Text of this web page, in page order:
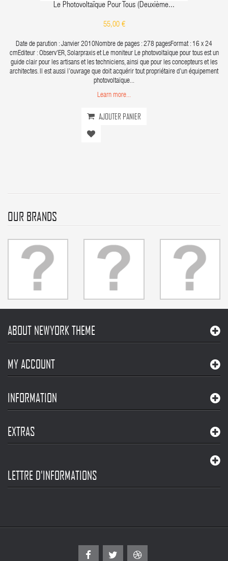
Le Photovoltaïque Pour Tous (deuxième...
55,00 €
cmEditeur : Observ'ER, Solarpraxis et Le moniteur Le photovoltaïque pour tous est un
architectes. Il est aussi l’ouvrage que doit acquérir tout propriétaire d’un équipement
OUR BRANDS
ABOUT NEWYORK THEME
MY ACCOUNT
INFORMATION
EXTRAS